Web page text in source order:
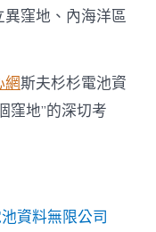
窪地、內海洋區
網斯夫杉杉電池資
窪地”的深切考
資料無限公司